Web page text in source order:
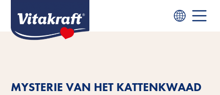
MYSTERIE VAN HET KATTENKWAAD